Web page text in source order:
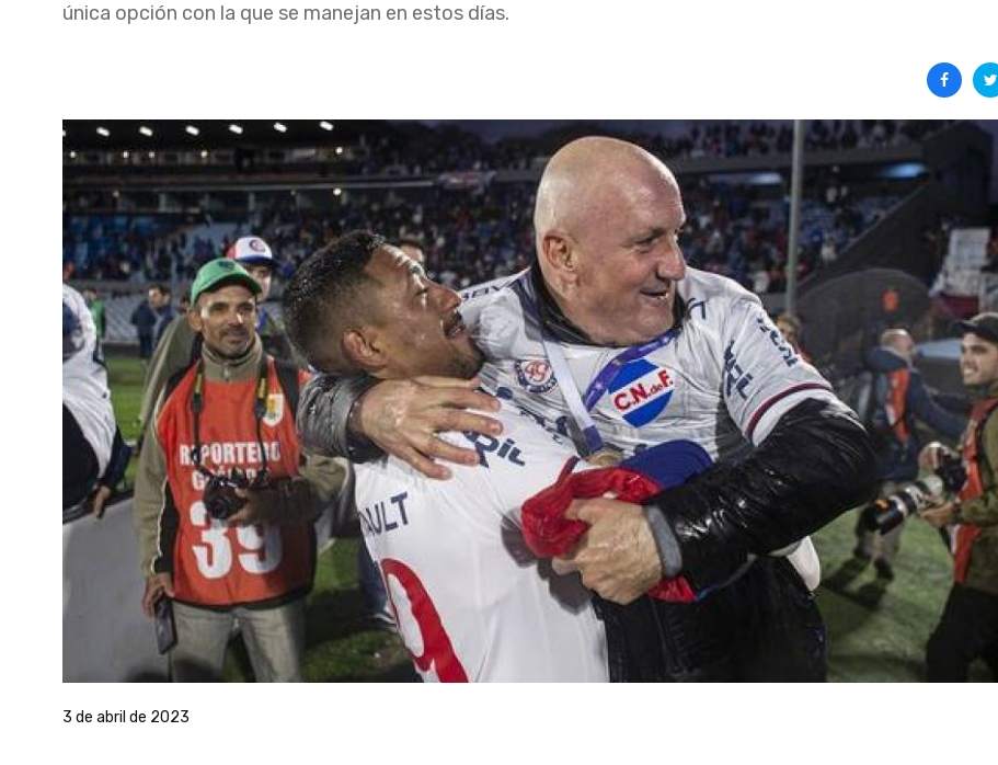
única opción con la que se manejan en estos días.
3 de abril de 2023